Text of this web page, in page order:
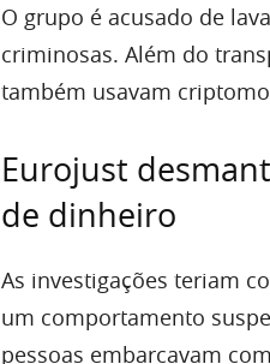
O grupo é acusado de
criminosas. Além do
também usavam
Eurojust
de dinheiro
As investigações teriam
um comportamento
pessoas embarcavam